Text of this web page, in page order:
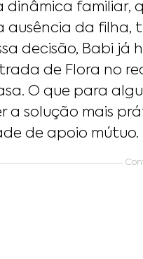
dinâmica familiar,
ausência da filha,
decisão, Babi já
de Flora no
O que para
a solução mais
de apoio mútuo.